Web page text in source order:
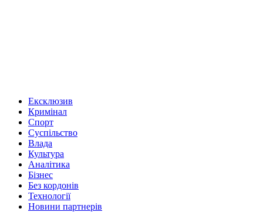
Ексклюзив
Кримінал
Спорт
Суспільство
Влада
Культура
Аналітика
Бізнес
Без кордонів
Технології
Новини партнерів